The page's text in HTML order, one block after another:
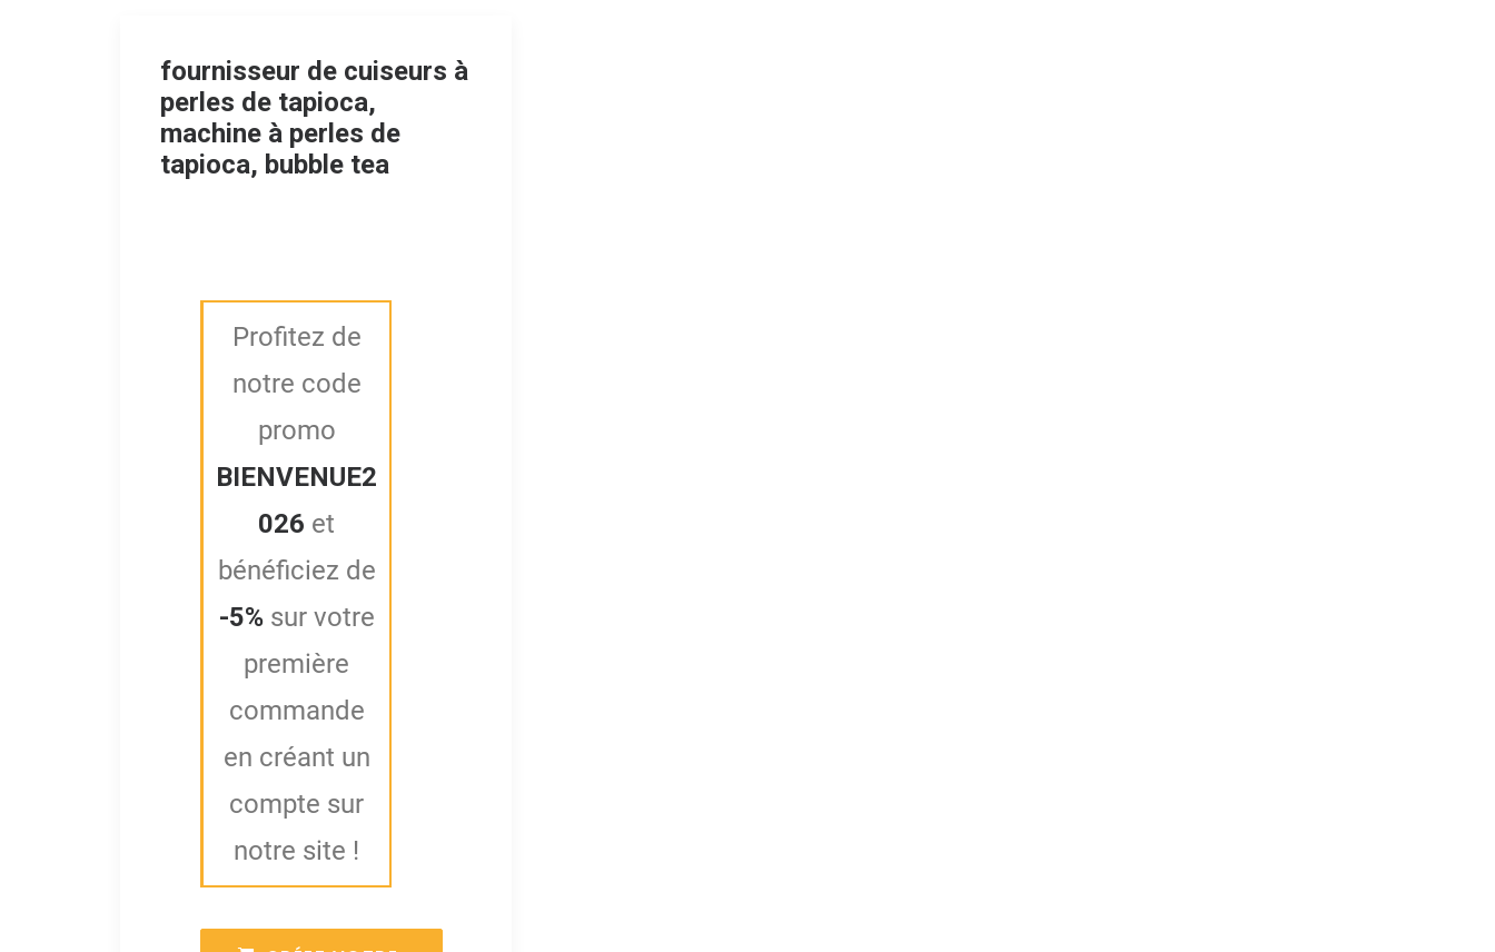
fournisseur de cuiseurs à
perles de tapioca,
machine à perles de
tapioca, bubble tea
Profitez de
notre code
promo
BIENVENUE2
026 et
bénéficiez de
-5%sur votre
première
commande
en créant un
compte sur
notre site !